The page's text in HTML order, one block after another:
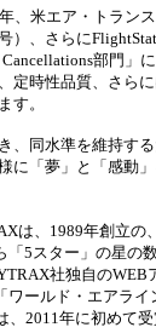
、米エア・トラン
）、さらに
Cancellations部門
定時性品質、さら
す。
、同水準を維持す
に「夢」と「感動
は、1989年創立の
「5スター」の星の
社独自のWEB
ワールド・エアラ
、2011年に初めて受